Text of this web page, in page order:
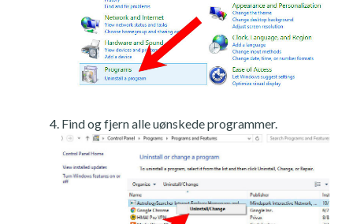
Find og fjern alle uønskede programmer.